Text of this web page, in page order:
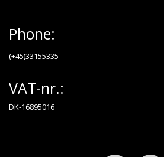
Phone:
(+45)33155335
VAT-nr.:
DK-16895016